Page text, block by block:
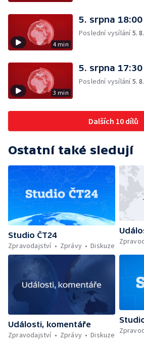
4 min
5. srpna 18:00
Poslední vysílání5.
3 min
5. srpna 17:30
Poslední vysílání5.
Dalších 10 dílů
Ostatní také sledují
Studio ČT24
Zpravodajství
Zprávy Diskuze
Události, komentáře
Zpravodajství
Zprávy Diskuze